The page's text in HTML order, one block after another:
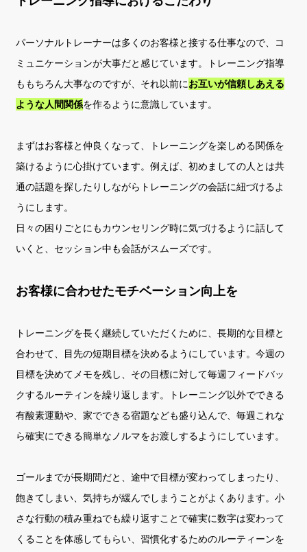
パーソナルトレーナーは多くのお客様と接する仕事なので、コ
ミュニケーションが大事だと感じています。トレーニング指導
ももちろん大事なのですが、それ以前にお互いが信頼しあえる
ような人間関係を作るように意識しています。
まずはお客様と仲良くなって、トレーニングを楽しめる関係を
築けるように心掛けています。例えば、初めましての人とは共
通の話題を探したりしながらトレーニングの会話に紐づけるよ
うにします。
日々の困りごとにもカウンセリング時に気づけるように話して
いくと、セッション中も会話がスムーズです。
お客様に合わせたモチベーション向上を
トレーニングを長く継続していただくために、長期的な目標と
合わせて、目先の短期目標を決めるようにしています。今週の
目標を決めてメモを残し、その目標に対して毎週フィードバッ
クするルーティンを繰り返します。トレーニング以外でできる
有酸素運動や、家でできる宿題なども盛り込んで、毎週これな
ら確実にできる簡単なノルマをお渡しするようにしています。
ゴールまでが長期間だと、途中で目標が変わってしまったり、
飽きてしまい、気持ちが緩んでしまうことがよくあります。小
さな行動の積み重ねでも繰り返すことで確実に数字は変わって
くることを体感してもらい、習慣化するためのルーティーンを